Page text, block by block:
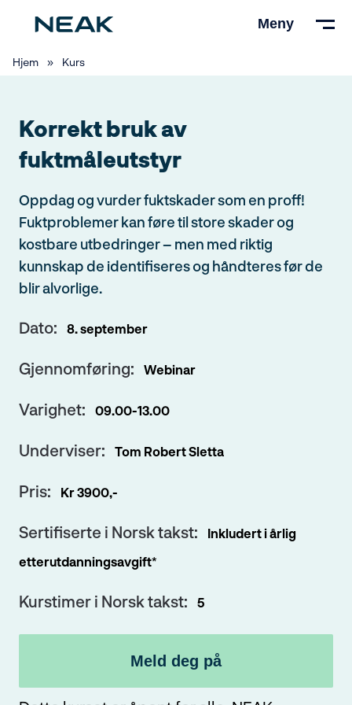
hovedinnhold
Meny
Hjem » Kurs
Korrekt bruk av
fuktmåleutstyr
Oppdag og vurder fuktskader som en proff!
Fuktproblemer kan føre til store skader og
kostbare utbedringer – men med riktig
kunnskap de identifiseres og håndteres før de
blir alvorlige.
Dato: 8. september
Gjennomføring: Webinar
Varighet: 09.00-13.00
Underviser: Tom Robert Sletta
Pris: Kr 3900,-
Sertifiserte i Norsk takst:
Inkludert i årlig
etterutdanningsavgift*
Kurstimer i Norsk takst: 5
Meld deg på
Valgt kursdato
Medlem i Norsk takst:
Hurtigpåmelding - Logg inn med ditt
brukernavn og passord hos Norsk
takst og send inn påmelding.
E-post
Glemt passord? Klikk her
Ved å sende inn skjema samtykker du til håndtering av
Ikke medlem i Norsk takst: